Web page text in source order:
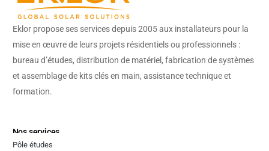
Nos services
Pôle études
Eklor propose ses services depuis 2005 aux installateurs pour la
mise en œuvre de leurs projets résidentiels ou professionnels :
bureau d’études, distribution de matériel, fabrication de systèmes
et assemblage de kits clés en main, assistance technique et
formation.